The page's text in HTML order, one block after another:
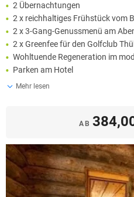
2 Übernachtungen
2 x reichhaltiges Frühstück vom
2 x 3-Gang-Genussmenü am
2 x Greenfee für den Golfclub
Wohltuende Regeneration im
Parken am Hotel
Mehr lesen
AB